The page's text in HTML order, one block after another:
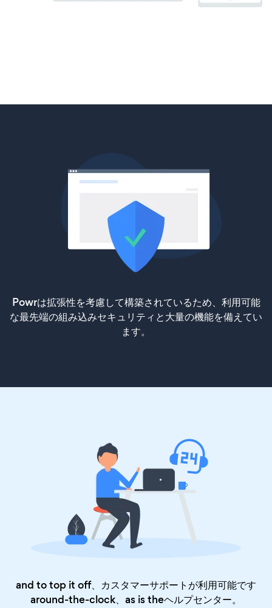
Powrは拡張性を考慮して構築されているため、利用可能
な最先端の組み込みセキュリティと大量の機能を備えてい
ます。
and to top it off、カスタマーサポートが利用可能です
around-the-clock、as is theヘルプセンター。